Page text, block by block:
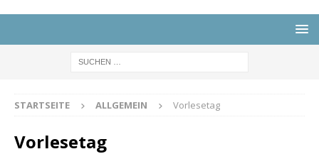
STARTSEITE ALLGEMEIN Vorlesetag
Vorlesetag